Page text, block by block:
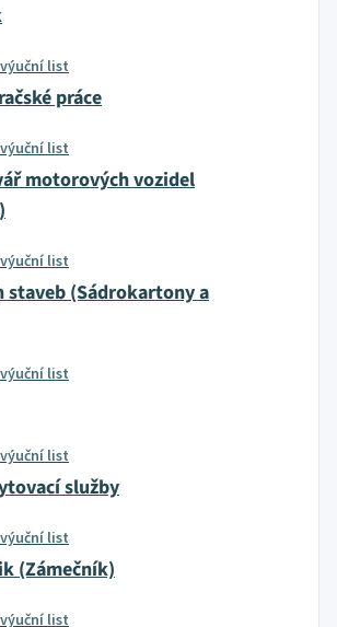
list
práce
list
motorových vozidel
list
staveb (Sádrokartony a
list
list
služby
list
(Zámečník)
list